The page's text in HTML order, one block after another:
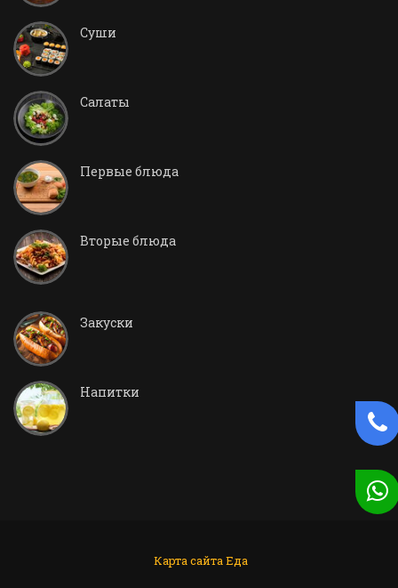
Суши
Салаты
Первые блюда
Вторые блюда
Закуски
Напитки
Карта сайтаЕда